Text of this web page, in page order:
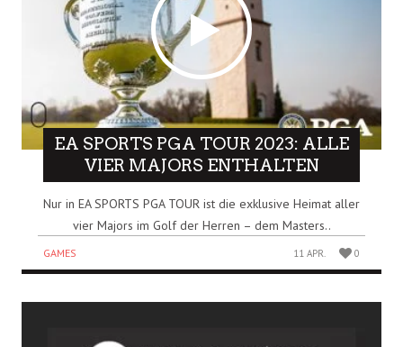
EA SPORTS PGA TOUR 2023: ALLE
VIER MAJORS ENTHALTEN
Nur in EA SPORTS PGA TOUR ist die exklusive Heimat aller
vier Majors im Golf der Herren – dem Masters..
GAMES 11 APR. 0